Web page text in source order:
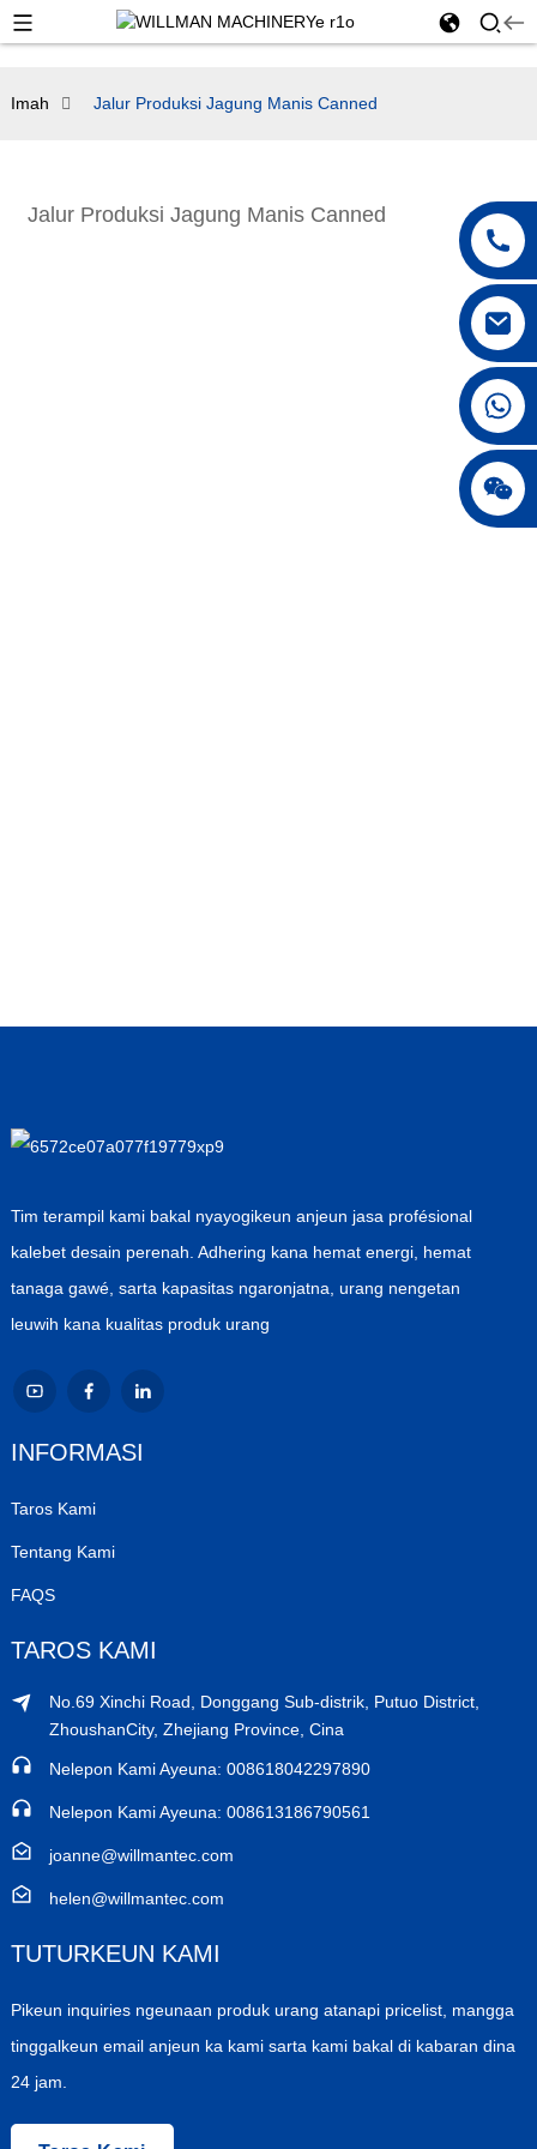
Imah Jalur Produksi Jagung Manis Canned
Jalur Produksi Jagung Manis Canned
Tim terampil kami bakal nyayogikeun anjeun jasa profésional
kalebet desain perenah. Adhering kana hemat energi, hemat
tanaga gawé, sarta kapasitas ngaronjatna, urang nengetan
leuwih kana kualitas produk urang
INFORMASI
Taros Kami
Tentang Kami
FAQS
TAROS KAMI
No.69 Xinchi Road, Donggang Sub-distrik, Putuo District,
ZhoushanCity, Zhejiang Province, Cina
Nelepon Kami Ayeuna: 008618042297890
Nelepon Kami Ayeuna: 008613186790561
joanne@willmantec.com
helen@willmantec.com
TUTURKEUN KAMI
Pikeun inquiries ngeunaan produk urang atanapi pricelist, mangga
tinggalkeun email anjeun ka kami sarta kami bakal di kabaran dina
24 jam.